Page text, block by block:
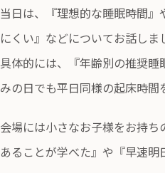
当日は、『理想的な睡眠時間
にくい』などについてお話しま
具体的には、『年齢別の推奨
みの日でも平日同様の起床時間
会場には小さなお子様をお持
あることが学べた』や『早速明